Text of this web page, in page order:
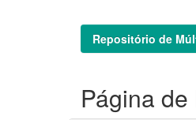
Repositório de
Página de